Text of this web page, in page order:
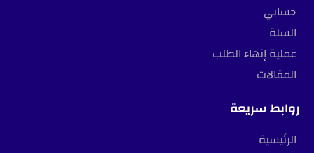
حسابي
السلة
عملية إنهاء الطلب
المقالات
روابط سريعة
الرئيسية